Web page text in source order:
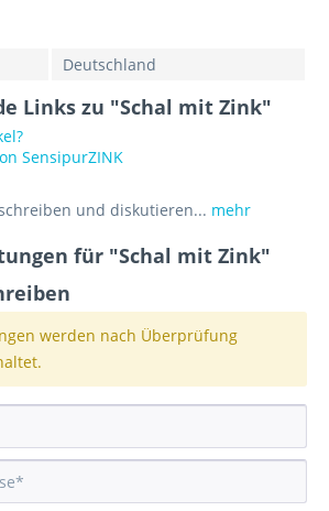
Deutschland
Links zu "Schal mit Zink"
SensipurZINK
und diskutieren... mehr
für "Schal mit Zink"
werden nach Überprüfung